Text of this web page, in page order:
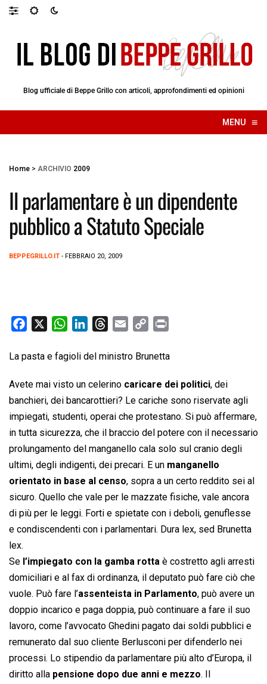
Blog ufficiale di Beppe Grillo con articoli, approfondimenti ed opinioni
MENU ≡
☰
Home > ARCHIVIO 2009
Il parlamentare è un dipendente
pubblico a Statuto Speciale
BEPPEGRILLO.IT - FEBBRAIO 20, 2009
c
b
o
o
k
W
a
s
A
p
p
n
e
d
I
n
r
a
d
s
a
l
p
L
i
n
k
i
t
La pasta e fagioli del ministro Brunetta
Avete mai visto un celerino caricare dei politici, dei
banchieri, dei bancarottieri? Le cariche sono riservate agli
impiegati, studenti, operai che protestano. Si può affermare,
in tutta sicurezza, che il braccio del potere con il necessario
prolungamento del manganello cala solo sul cranio degli
ultimi, degli indigenti, dei precari. E un manganello
orientato in base al censo, sopra a un certo reddito sei al
sicuro. Quello che vale per le mazzate fisiche, vale ancora
di più per le leggi. Forti e spietate con i deboli, genuflesse
e condiscendenti con i parlamentari. Dura lex, sed Brunetta
lex.
Se l’impiegato con la gamba rotta è costretto agli arresti
domiciliari e al fax di ordinanza, il deputato può fare ciò che
vuole. Può fare l’assenteista in Parlamento, può avere un
doppio incarico e paga doppia, può continuare a fare il suo
lavoro, come l’avvocato Ghedini pagato dai soldi pubblici e
remunerato dal suo cliente Berlusconi per difenderlo nei
processi. Lo stipendio da parlamentare più alto d’Europa, il
diritto alla pensione dopo due anni e mezzo. Il